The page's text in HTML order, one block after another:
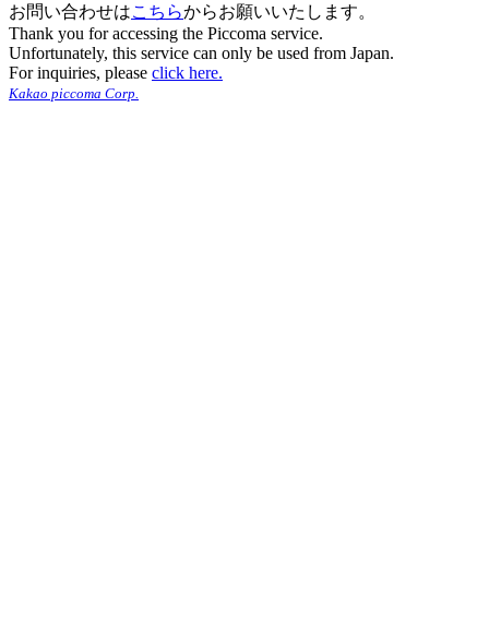
お問い合わせはこちらからお願いいたします。
Thank you for accessing the Piccoma service.
Unfortunately, this service can only be used from Japan.
For inquiries, please click here.
Kakao piccoma Corp.